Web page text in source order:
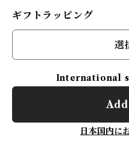
ギフトラッピング
選
International
日本国内に